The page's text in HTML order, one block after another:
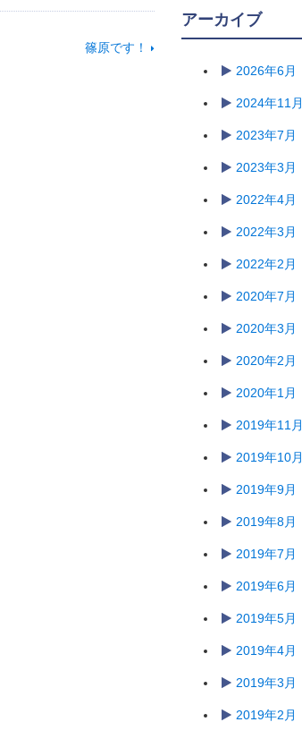
篠原です！
アーカイブ
2026年6月
2024年11月
2023年7月
2023年3月
2022年4月
2022年3月
2022年2月
2020年7月
2020年3月
2020年2月
2020年1月
2019年11月
2019年10月
2019年9月
2019年8月
2019年7月
2019年6月
2019年5月
2019年4月
2019年3月
2019年2月